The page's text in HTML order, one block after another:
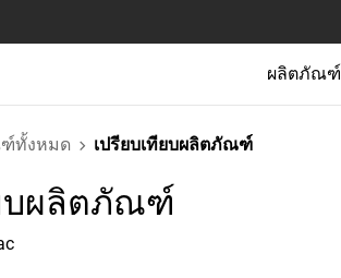
ผลิตภัณฑ์
ทั้งหมด เปรียบเทียบผลิตภัณฑ์
บผลิตภัณฑ์